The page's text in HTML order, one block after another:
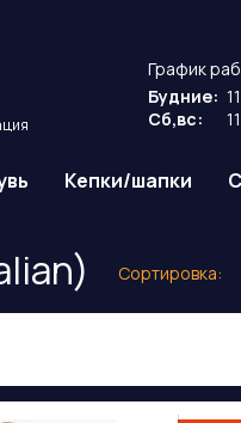
График
Будние:
Сб,вс:
Кепки/шапки
Сортировка: